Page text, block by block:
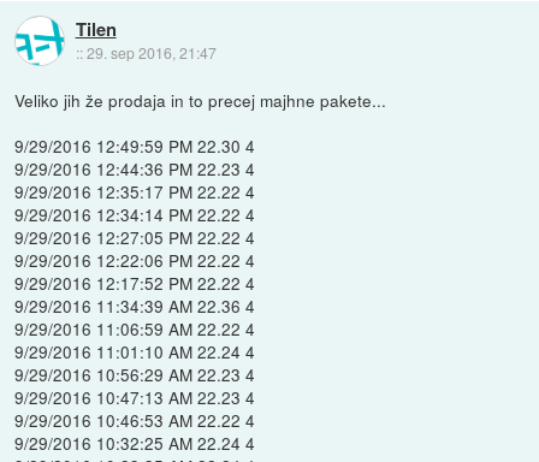
Tilen
::29. sep 2016, 21:47
Veliko jih že prodaja in to precej majhne pakete...
9/29/2016 12:49:59 PM 22.30 4
9/29/2016 12:44:36 PM 22.23 4
9/29/2016 12:35:17 PM 22.22 4
9/29/2016 12:34:14 PM 22.22 4
9/29/2016 12:27:05 PM 22.22 4
9/29/2016 12:22:06 PM 22.22 4
9/29/2016 12:17:52 PM 22.22 4
9/29/2016 11:34:39 AM 22.36 4
9/29/2016 11:06:59 AM 22.22 4
9/29/2016 11:01:10 AM 22.24 4
9/29/2016 10:56:29 AM 22.23 4
9/29/2016 10:47:13 AM 22.23 4
9/29/2016 10:46:53 AM 22.22 4
9/29/2016 10:32:25 AM 22.24 4